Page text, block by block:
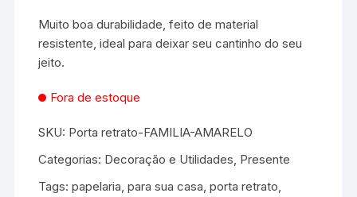
Muito boa durabilidade, feito de material
resistente, ideal para deixar seu cantinho do seu
jeito.
Fora de estoque
SKU: Porta retrato-FAMILIA-AMARELO
Categorias: Decoração e Utilidades, Presente
Tags:papelaria,para sua casa,porta retrato,